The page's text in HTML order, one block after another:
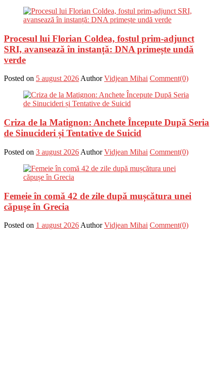
Procesul lui Florian Coldea, fostul prim-adjunct
SRI, avansează în instanță: DNA primește undă
verde
Posted on 5 august 2026Author Vidjean Mihai Comment(0)
Criza de la Matignon: Anchete Începute După Seria
de Sinucideri și Tentative de Suicid
Posted on 3 august 2026 Author Vidjean Mihai Comment(0)
Femeie în comă 42 de zile după mușcătura unei
căpușe în Grecia
Posted on 1 august 2026 Author Vidjean Mihai Comment(0)